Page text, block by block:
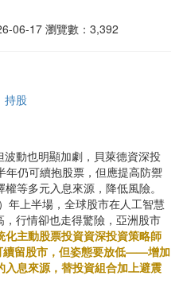
06-17 瀏覽數：3,392
持股
動也明顯加劇，貝萊德資深投
仍可續抱股票，但應提高防禦
等多元入息來源，降低風險。
年上半場，全球股市在人工智慧
，行情卻也走得驚險，亞洲股市
化主動股票投資資深投資策略師
留股市，但姿態要放低——增加
息來源，替投資組合加上避震